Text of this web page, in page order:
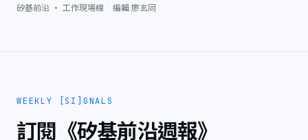
矽基前沿 · 工作現場線 編輯廖玄同
WEEKLY [SI]GNALS
訂閱《矽基前沿週報》